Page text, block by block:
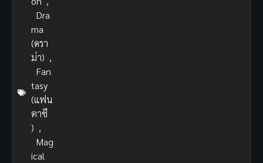
Dra
ma
(ดรา
ม่า) ,
Fan
tasy
(แฟน
ตาซี
) ,
Mag
ical